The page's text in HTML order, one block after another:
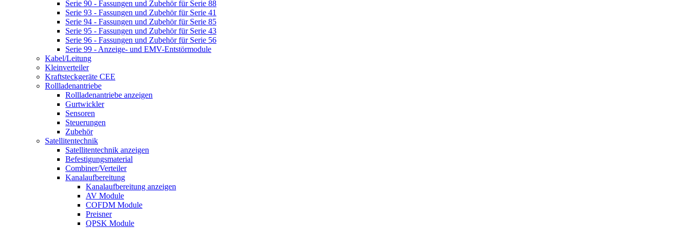
Serie 90 - Fassungen und Zubehör für Serie 88
Serie 93 - Fassungen und Zubehör für Serie 41
Serie 94 - Fassungen und Zubehör für Serie 85
Serie 95 - Fassungen und Zubehör für Serie 43
Serie 96 - Fassungen und Zubehör für Serie 56
Serie 99 - Anzeige- und EMV-Entstörmodule
Kabel/Leitung
Kleinverteiler
Kraftsteckgeräte CEE
Rollladenantriebe
Rollladenantriebe anzeigen
Gurtwickler
Sensoren
Steuerungen
Zubehör
Satellitentechnik
Satellitentechnik anzeigen
Befestigungsmaterial
Combiner/Verteiler
Kanalaufbereitung
Kanalaufbereitung anzeigen
AV Module
COFDM Module
Preisner
QPSK Module